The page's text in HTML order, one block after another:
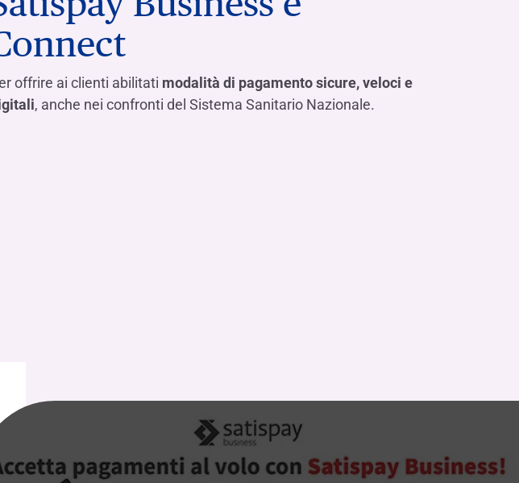
Hai bisogno di aiuto?
offrire ai clienti abilitati modalità di pagamento sicure, veloci e
, anche nei confronti del Sistema Sanitario Nazionale.